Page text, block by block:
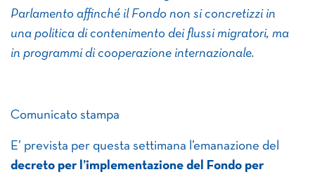
Parlamento affinché il Fondo non si concretizzi in
una politica di contenimento dei flussi migratori, ma
in programmi di cooperazione internazionale.
Comunicato stampa
E’ prevista per questa settimana l’emanazione del
decreto per l’implementazione del Fondo per